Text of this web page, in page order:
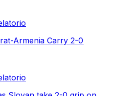
Armenia Carry 2-0